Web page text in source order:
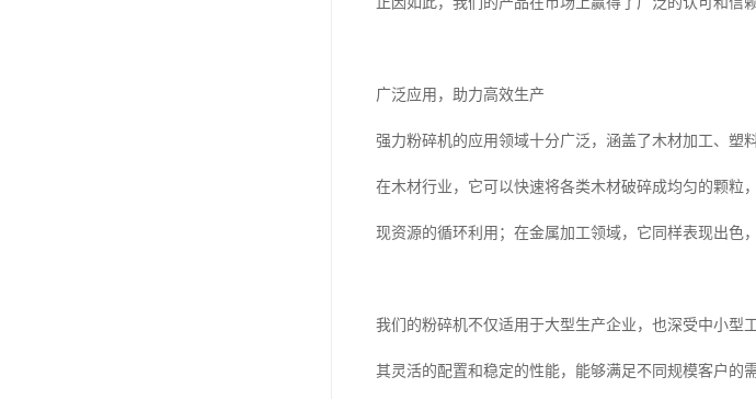
广泛应用，助力高效生产
强力粉碎机的应用领域十分广泛，涵盖了木材加工、塑
在木材行业，它可以快速将各类木材破碎成均匀的颗粒
现资源的循环利用；在金属加工领域，它同样表现出色
我们的粉碎机不仅适用于大型生产企业，也深受中小型
其灵活的配置和稳定的性能，能够满足不同规模客户的需